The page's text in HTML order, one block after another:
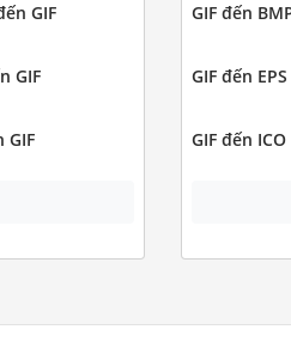
GIF
GIF
GIF
GIF đến
GIF đến EPS
GIF đến ICO